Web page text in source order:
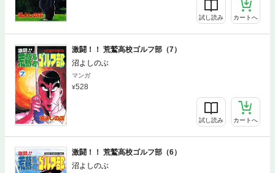
試し読み カートへ
激闘！！ 荒鷲高校ゴルフ部（7）
沼よしのぶ
マンガ
528
試し読み カートへ
激闘！！ 荒鷲高校ゴルフ部（6）
沼よしのぶ